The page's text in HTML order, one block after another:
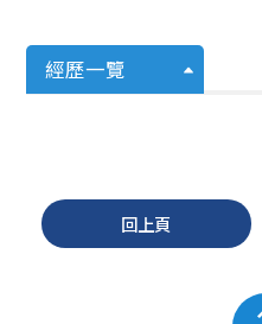
經歷一覽
回上頁